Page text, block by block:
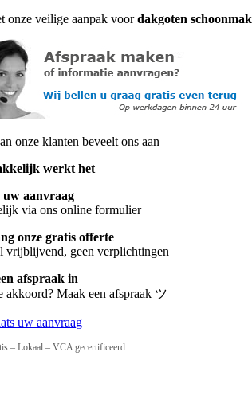
onze veilige aanpak voordakgoten
onze klanten beveelt ons aan
werkt het
uw aanvraag
via ons online formulier
onze gratis offerte
vrijblijvend, geen verplichtingen
afspraak in
akkoord? Maak een afspraak ツ
uw aanvraag
– Lokaal – VCA gecertificeerd